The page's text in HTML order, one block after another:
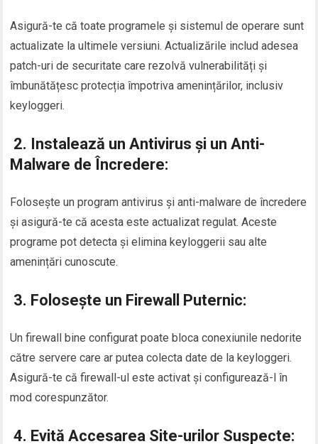
Asigură-te că toate programele și sistemul de operare sunt
actualizate la ultimele versiuni. Actualizările includ adesea
patch-uri de securitate care rezolvă vulnerabilități și
îmbunătățesc protecția împotriva amenințărilor, inclusiv
keyloggeri.
2. Instalează un Antivirus și un Anti-
Malware de Încredere:
Folosește un program antivirus și anti-malware de încredere
și asigură-te că acesta este actualizat regulat. Aceste
programe pot detecta și elimina keyloggerii sau alte
amenințări cunoscute.
3. Folosește un Firewall Puternic:
Un firewall bine configurat poate bloca conexiunile nedorite
către servere care ar putea colecta date de la keyloggeri.
Asigură-te că firewall-ul este activat și configurează-l în
mod corespunzător.
4. Evită Accesarea Site-urilor Suspecte: